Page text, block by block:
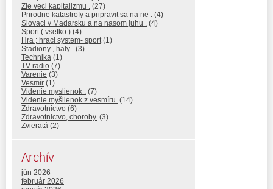
Zle veci kapitalizmu . (27)
Prirodne katastrofy a pripravit sa na ne . (4)
Slovaci v Madarsku a na nasom juhu . (4)
Sport ( vsetko ) (4)
Hra ; hraci system- sport(1)
Stadiony , haly . (3)
Technika (1)
TV radio (7)
Varenie (3)
Vesmír (1)
Videnie myslienok . (7)
Videnie myšlienok z vesmíru. (14)
Zdravotnictvo (6)
Zdravotnictvo, choroby. (3)
Zvieratá (2)
Archív
jún 2026
február 2026